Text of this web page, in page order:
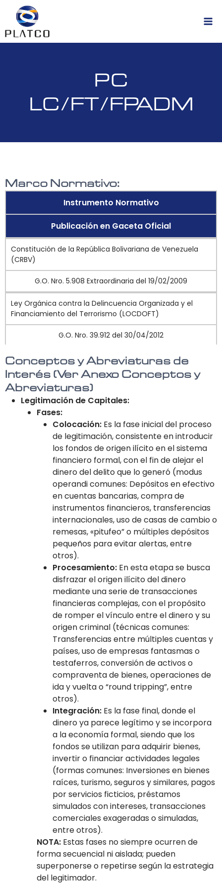
PC
LC/FT/FPADM
Marco Normativo:
Instrumento Normativo
Publicación en Gaceta Oficial
Constitución de la República Bolivariana de Venezuela
(CRBV)
G.O. Nro. 5.908 Extraordinaria del 19/02/2009
Ley Orgánica contra la Delincuencia Organizada y el
Financiamiento del Terrorismo (LOCDOFT)
G.O. Nro. 39.912 del 30/04/2012
Ley Orgánica de Drogas (LOD)
G.O. Nro. 39.546 del 05/11/2010
Ley Orgánica sobre Extinción de Dominio (LOED)
G.O. Nro. 6.745 Extraordinaria del 28/04/2023
Resolución SUDEBAN Nro. 049.20 "Normas que regulan el
servicio de punto de venta y la contratación con
proveedores que efectúen su comercialización"
G.O. Nro. 42.066 del 10/02/2021
Resolución SUDEBAN Nro. 010.25 "Normas relativas a la
Administración y Supervisión de los Riesgos de
Legitimación de Capitales, Financiamiento al Terrorismo
y Financiamiento de la Proliferación de Armas de
Destrucción Masiva (LC/FT/FPADM) aplicables a las
instituciones del Sector Bancario"
G.O. Nro. 43.098 del 31/03/25
Conceptos y Abreviaturas de
Interés (Ver Anexo Conceptos y
Abreviaturas)
Legitimación de Capitales:
Fases:
Colocación: Es la fase inicial del proceso
de legitimación, consistente en introducir
los fondos de origen ilícito en el sistema
financiero formal, con el fin de alejar el
dinero del delito que lo generó (modus
operandi comunes: Depósitos en efectivo
en cuentas bancarias, compra de
instrumentos financieros, transferencias
internacionales, uso de casas de cambio o
remesas, «pitufeo” o múltiples depósitos
pequeños para evitar alertas, entre
otros).
Procesamiento: En esta etapa se busca
disfrazar el origen ilícito del dinero
mediante una serie de transacciones
financieras complejas, con el propósito
de romper el vínculo entre el dinero y su
origen criminal (técnicas comunes:
Transferencias entre múltiples cuentas y
países, uso de empresas fantasmas o
testaferros, conversión de activos o
compraventa de bienes, operaciones de
ida y vuelta o “round tripping”, entre
otros).
Integración: Es la fase final, donde el
dinero ya parece legítimo y se incorpora
a la economía formal, siendo que los
fondos se utilizan para adquirir bienes,
invertir o financiar actividades legales
(formas comunes: Inversiones en bienes
raíces, turismo, seguros y similares, pagos
por servicios ficticios, préstamos
simulados con intereses, transacciones
comerciales exageradas o simuladas,
entre otros).
NOTA: Estas fases no siempre ocurren de
forma secuencial ni aislada; pueden
superponerse o repetirse según la estrategia
del legitimador.